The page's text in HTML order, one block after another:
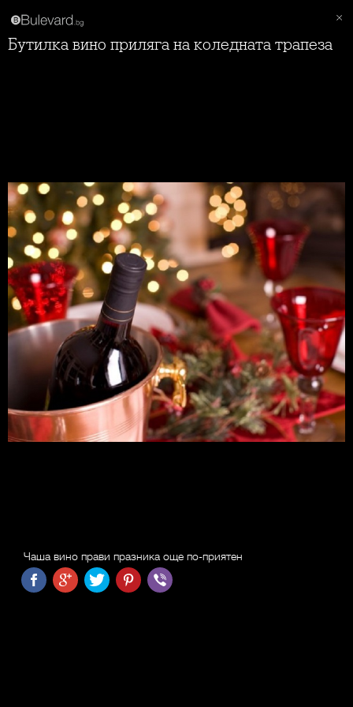
Бутилка вино приляга на коледната трапеза
Чаша вино прави празника още по-приятен